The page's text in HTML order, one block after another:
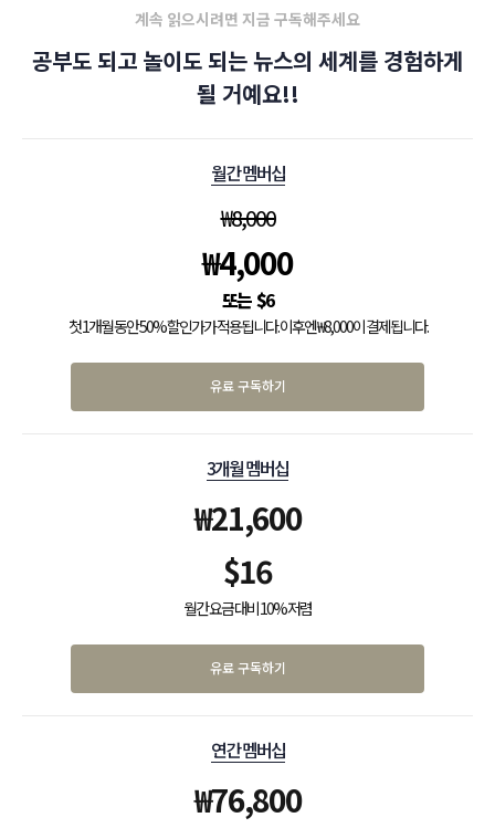
계속 읽으시려면 지금 구독해주세요
공부도 되고 놀이도 되는 뉴스의 세계를 경험하게
될 거예요!!
월간 멤버십
₩8,000
₩4,000
$6
첫 1개월 동안 50% 할인가가 적용됩니다. 이후엔 ₩8,000이 결제됩니다.
유료 구독하기
3개월 멤버십
₩21,600
$16
월간 요금 대비 10% 저렴
유료 구독하기
연간 멤버십
₩76,800